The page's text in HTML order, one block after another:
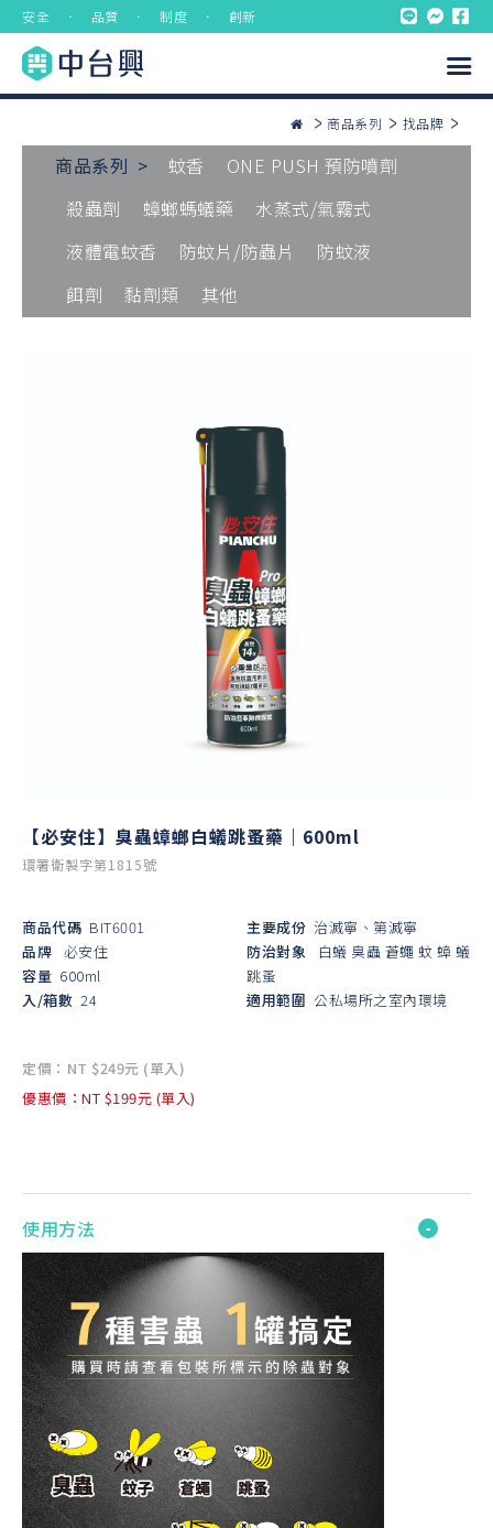
安全 ． 品質 ． 制度 ． 創新
商品系列 找品牌
商品系列 > 蚊香
ONE PUSH 預防噴劑
殺蟲劑
蟑螂螞蟻藥
水蒸式/氣霧式
液體電蚊香
防蚊片/防蟲片
防蚊液
餌劑
黏劑類 其他
【必安住】臭蟲蟑螂白蟻跳蚤藥｜600ml
環署衛製字第1815號
商品代碼 BIT6001
品牌 必安住
容量 600ml
入/箱數 24
主要成份 治滅寧、第滅寧
防治對象
白蟻 臭蟲 蒼蠅 蚊 蟑 蟻
跳蚤
適用範圍 公私場所之室內環境
定價：NT $249元 (單入)
優惠價：NT $199元 (單入)
使用方法